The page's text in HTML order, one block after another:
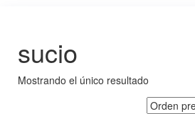
sucio
Mostrando el único resultado